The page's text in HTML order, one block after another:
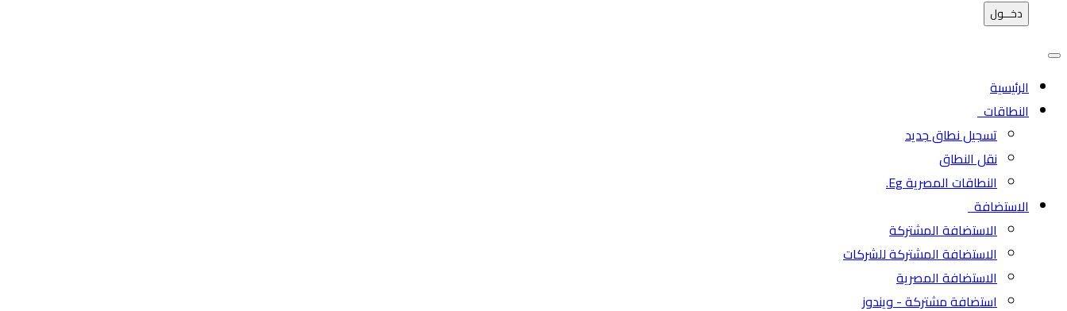
دخـــول
الرئيسية
النطاقات
تسجيل نطاق جديد
نقل النطاق
النطاقات المصرية Eg.
الاستضافة
الاستضافة المشتركة
الاستضافة المشتركة للشركات
الاستضافة المصرية
استضافة مشتركة - ويندوز